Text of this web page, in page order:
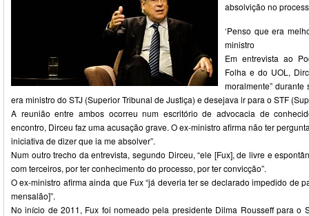
absolvição no
‘Penso que era
ministro
Em entrevista ao
Folha e do UOL,
moralmente”
era ministro do STJ (Superior Tribunal de Justiça) e desejava ir para o STF
A reunião entre ambos ocorreu num escritório de advocacia de
encontro, Dirceu faz uma acusação grave. O ex-ministro afirma não ter
iniciativa de dizer que ia me absolver”.
Num outro trecho da entrevista, segundo Dirceu, “ele [Fux], de livre e
com terceiros, por ter conhecimento do processo, por ter convicção”.
O ex-ministro afirma ainda que Fux “já deveria ter se declarado impedido de
mensalão]”.
No início de 2011, Fux foi nomeado pela presidente Dilma Rousseff para o